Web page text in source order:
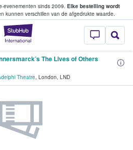
evenementen sinds 2009. Elke bestelling wordt
kunnen verschillen van de afgedrukte waarde.
StubHub: waar
verkopen
The Lives of Others
Theatre, London, LND